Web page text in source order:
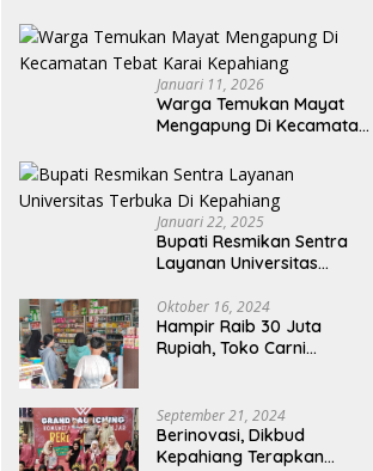
Kepahiang
Januari 11, 2026
Warga Temukan Mayat
Mengapung Di Kecamatan
Januari 22, 2025
Bupati Resmikan Sentra
Layanan Universitas
Oktober 16, 2024
Hampir Raib 30 Juta
Rupiah, Toko Carni
September 21, 2024
Berinovasi, Dikbud
Kepahiang Terapkan